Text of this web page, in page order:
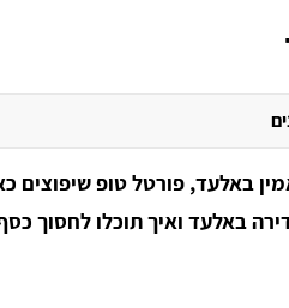
באלעד, פורטל טופ שיפוצים
באלעד ואיך תוכלו לחסוך